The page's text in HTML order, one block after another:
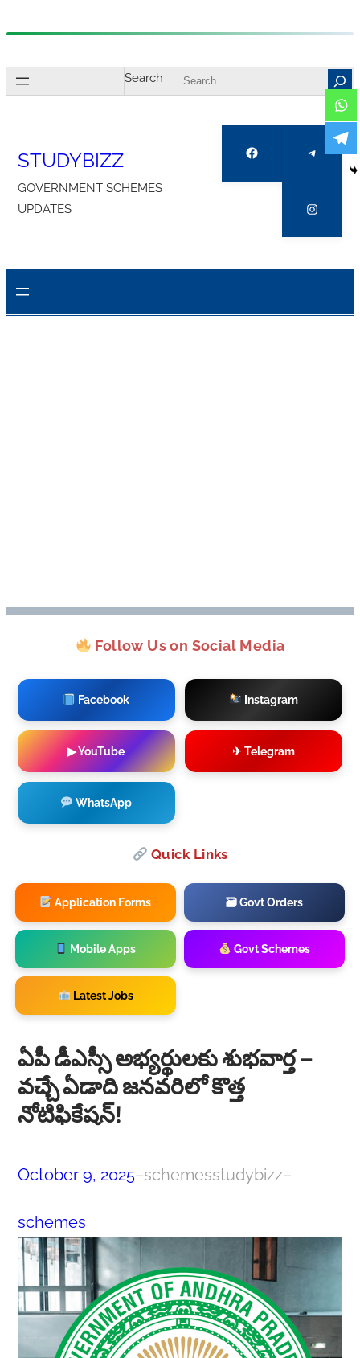
to
Search
STUDYBIZZ
GOVERNMENT SCHEMES
UPDATES
Facebook
Follow Us on Social Media
Facebook Instagram
▶ YouTube ✈ Telegram
WhatsApp
Quick Links
Application Forms 🗃 Govt Orders
Mobile Apps Govt Schemes
Latest Jobs
ఏపీ డీఎస్సీ అభ్యర్థులకు శుభవార్త –
వచ్చే ఏడాది జనవరిలో కొత్త
నోటిఫికేషన్!
October 9, 2025–schemesstudybizz–
schemes